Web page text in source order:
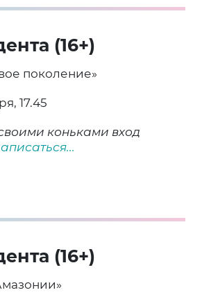
(16+)
поколение»
17.45
коньками вход
(16+)